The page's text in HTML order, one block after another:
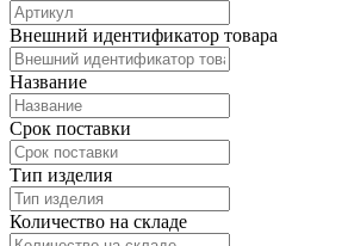
Внешний идентификатор товара
Название
Срок поставки
Тип изделия
Количество на складе